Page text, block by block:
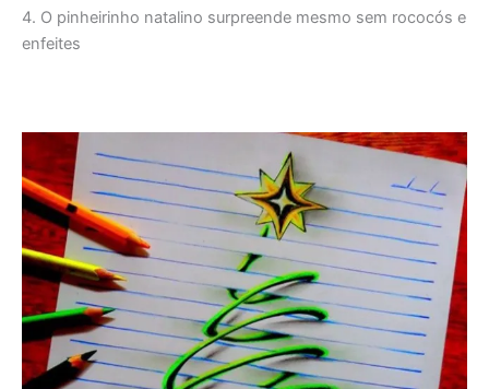
4. O pinheirinho natalino surpreende mesmo sem rococós e
enfeites